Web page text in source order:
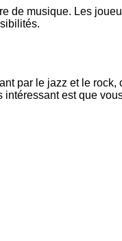
de musique. Les
par le jazz et le
est que